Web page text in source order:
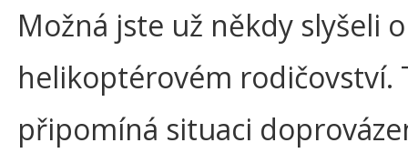
Možná jste už někdy slyšeli
helikoptérovém rodičovství.
připomíná situaci